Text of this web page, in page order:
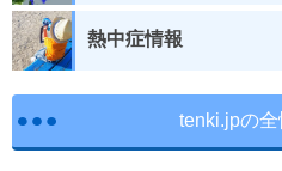
熱中症情報
tenki.jpの